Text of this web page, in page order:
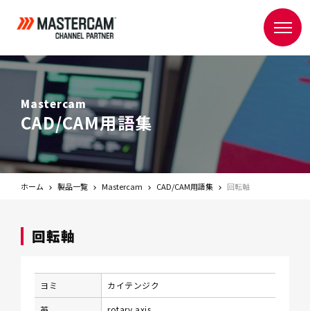
Mastercam
CAD/CAM用語集
ホーム 製品一覧 Mastercam CAD/CAM用語集 回転軸
回転軸
ヨミ カイテンジク